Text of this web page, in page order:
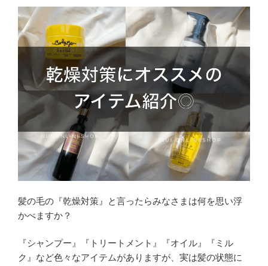
髪の毛の『乾燥対策』と言ったらみなさまは何を思い浮
かべますか？
『シャンプー』『トリートメント』『オイル』『ミル
ク』など色々なアイテムがありますが、実は髪の状態に